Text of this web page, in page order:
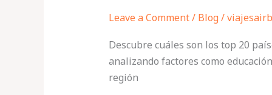
Leave a Comment/ Blog/
Descubre cuáles son los top 20
analizando factores como
región